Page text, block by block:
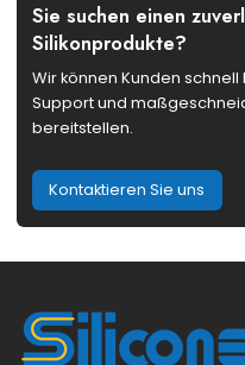
Sie suchen einen
Silikonprodukte?
Wir können Kunden
Support und
bereitstellen.
Kontaktieren Sie uns